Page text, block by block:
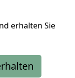
erhalten Sie